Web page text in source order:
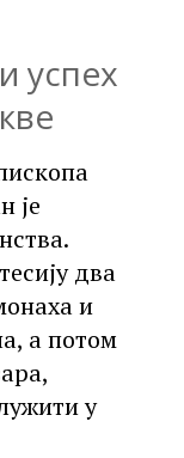
успех
је
два
и
а потом
у